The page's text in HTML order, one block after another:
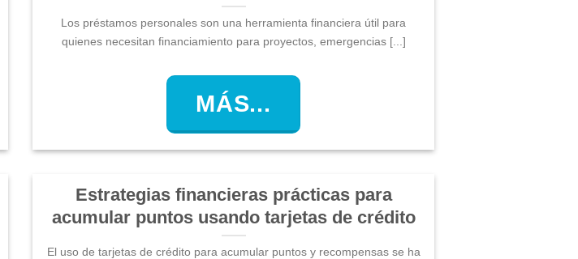
Los préstamos personales son una herramienta financiera útil para
quienes necesitan financiamiento para proyectos, emergencias [...]
MÁS...
Estrategias financieras prácticas para
acumular puntos usando tarjetas de crédito
El uso de tarjetas de crédito para acumular puntos y recompensas se ha